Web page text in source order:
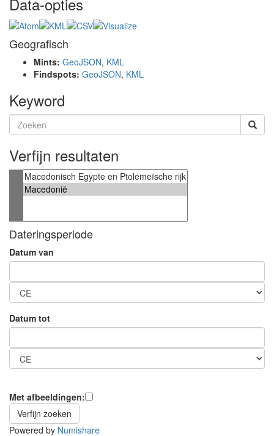
Geografisch
Mints: GeoJSON, KML
Findspots: GeoJSON, KML
Keyword
Verfijn resultaten
Dateringsperiode
Datum van
Datum tot
Met afbeeldingen:
Powered by Numishare